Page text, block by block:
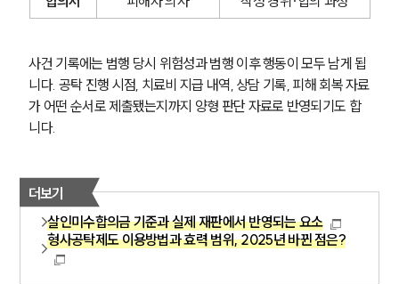
사건 기록에는 범행 당시 위험성과 범행 이후 행동이 모두 남게 됩
니다. 공탁 진행 시점, 치료비 지급 내역, 상담 기록, 피해 회복 자료
가 어떤 순서로 제출됐는지까지 양형 판단 자료로 반영되기도 합
니다.
더보기
살인미수합의금 기준과 실제 재판에서 반영되는 요소
형사공탁제도 이용방법과 효력 범위, 2025년 바뀐 점은?